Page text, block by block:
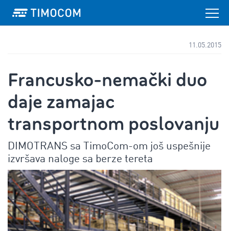
11.05.2015
Francusko-nemački duo
daje zamajac
transportnom poslovanju
DIMOTRANS sa TimoCom-om još uspešnije
izvršava naloge sa berze tereta